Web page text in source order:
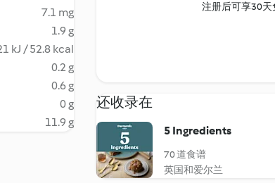
7.1 mg
1.9 g
kJ / 52.8 kcal
0.2 g
0.6 g
0 g
11.9 g
注册后可享30天
还收录在
5 Ingredients
70 道食谱
英国和爱尔兰